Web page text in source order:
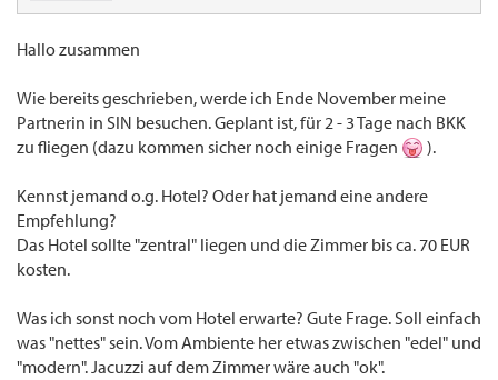
Hallo zusammen
Wie bereits geschrieben, werde ich Ende November meine
Partnerin in SIN besuchen. Geplant ist, für 2 - 3 Tage nach BKK
zu fliegen (dazu kommen sicher noch einige Fragen
).
Kennst jemand o.g. Hotel? Oder hat jemand eine andere
Empfehlung?
Das Hotel sollte "zentral" liegen und die Zimmer bis ca. 70 EUR
kosten.
Was ich sonst noch vom Hotel erwarte? Gute Frage. Soll einfach
was "nettes" sein. Vom Ambiente her etwas zwischen "edel" und
"modern". Jacuzzi auf dem Zimmer wäre auch "ok".